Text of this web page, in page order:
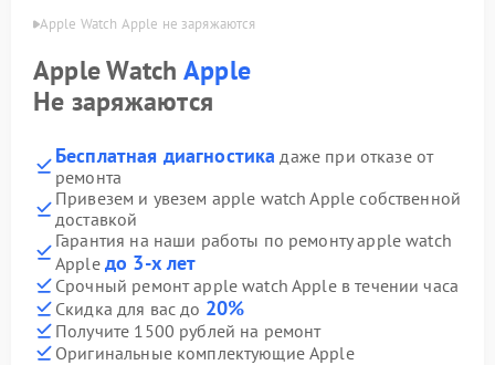
Apple Watch Apple не заряжаются
Apple Watch Apple
Не заряжаются
Бесплатная диагностика даже при отказе от
ремонта
Привезем и увезем apple watch Apple собственной
доставкой
Гарантия на наши работы по ремонту apple watch
Apple до 3-х лет
Срочный ремонт apple watch Apple в течении часа
Скидка для вас до 20%
Получите 1500 рублей на ремонт
Оригинальные комплектующие Apple